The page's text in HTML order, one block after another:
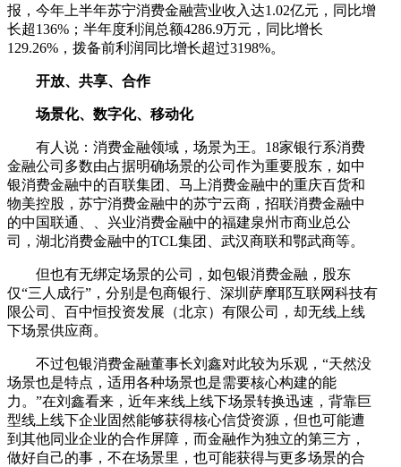
报，今年上半年苏宁消费金融营业收入达1.02亿元，同比增
长超136%；半年度利润总额4286.9万元，同比增长
129.26%，拨备前利润同比增长超过3198%。
开放、共享、合作
场景化、数字化、移动化
有人说：消费金融领域，场景为王。18家银行系消费
金融公司多数由占据明确场景的公司作为重要股东，如中
银消费金融中的百联集团、马上消费金融中的重庆百货和
物美控股，苏宁消费金融中的苏宁云商，招联消费金融中
的中国联通、、兴业消费金融中的福建泉州市商业总公
司，湖北消费金融中的TCL集团、武汉商联和鄂武商等。
但也有无绑定场景的公司，如包银消费金融，股东
仅“三人成行”，分别是包商银行、深圳萨摩耶互联网科技有
限公司、百中恒投资发展（北京）有限公司，却无线上线
下场景供应商。
不过包银消费金融董事长刘鑫对此较为乐观，“天然没
场景也是特点，适用各种场景也是需要核心构建的能
力。”在刘鑫看来，近年来线上线下场景转换迅速，背靠巨
型线上线下企业固然能够获得核心信贷资源，但也可能遭
到其他同业企业的合作屏障，而金融作为独立的第三方，
做好自己的事，不在场景里，也可能获得与更多场景的合